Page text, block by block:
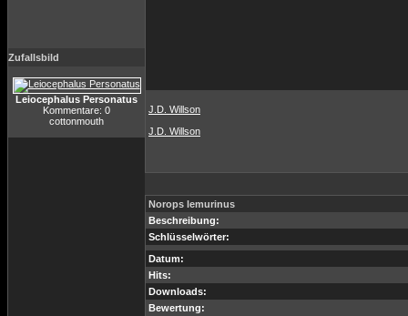
Zufallsbild
Leiocephalus Personatus
Kommentare: 0
cottonmouth
J.D. Willson
J.D. Willson
Norops lemurinus
Beschreibung:
Schlüsselwörter:
Datum:
Hits:
Downloads:
Bewertung: